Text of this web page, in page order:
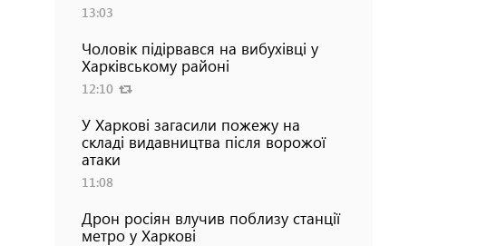
13:03
Чоловік підірвався на вибухівці у
Харківському районі
12:10
У Харкові загасили пожежу на
складі видавництва після ворожої
атаки
11:08
Дрон росіян влучив поблизу станції
метро у Харкові